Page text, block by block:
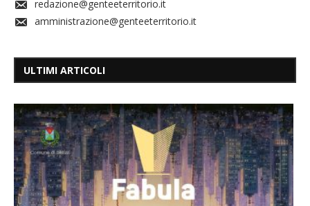
redazione@genteeterritorio.it
amministrazione@genteeterritorio.it
ULTIMI ARTICOLI